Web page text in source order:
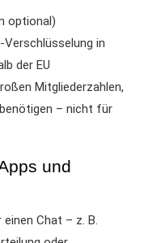
optional)
Verschlüsselung in
der EU
Mitgliederzahlen,
– nicht für
und
Chat – z. B.